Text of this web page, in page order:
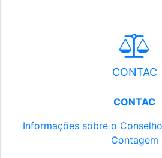
CONTAC
CONTAC
Informações sobre o
Contagem